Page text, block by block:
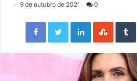
9 de outubro de 2021 0
Facebook Twitter LinkedIn StumbleUpon